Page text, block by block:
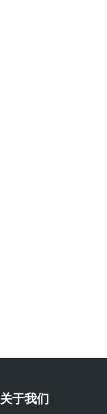
关于我们